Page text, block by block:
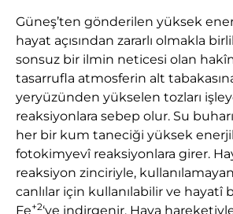
Güneş’ten gönderilen yüksek
hayat açısından zararlı olmakla
sonsuz bir ilmin neticesi olan
tasarrufla atmosferin alt
yeryüzünden yükselen tozları
reaksiyonlara sebep olur. Su
her bir kum taneciği yüksek enerjili
fotokimyevî reaksiyonlara girer.
reaksiyon zinciriyle,
canlılar için kullanılabilir ve hayatî
Fe+2‘ye indirgenir. Hava